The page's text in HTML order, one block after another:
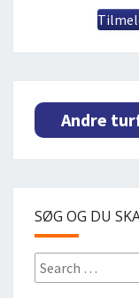
Andre
SØG OG DU
Search
for: